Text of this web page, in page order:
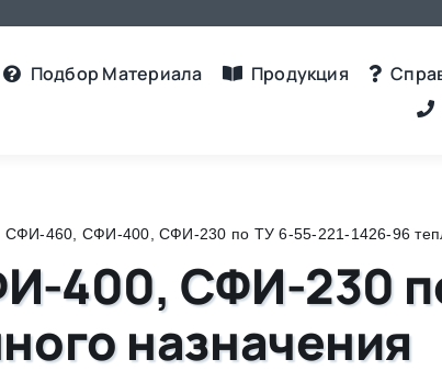
Подбор Материалa Продукция
СФИ-460, СФИ-400, СФИ-230 по ТУ 6-55-221-1426-96
400, СФИ-230
назначения